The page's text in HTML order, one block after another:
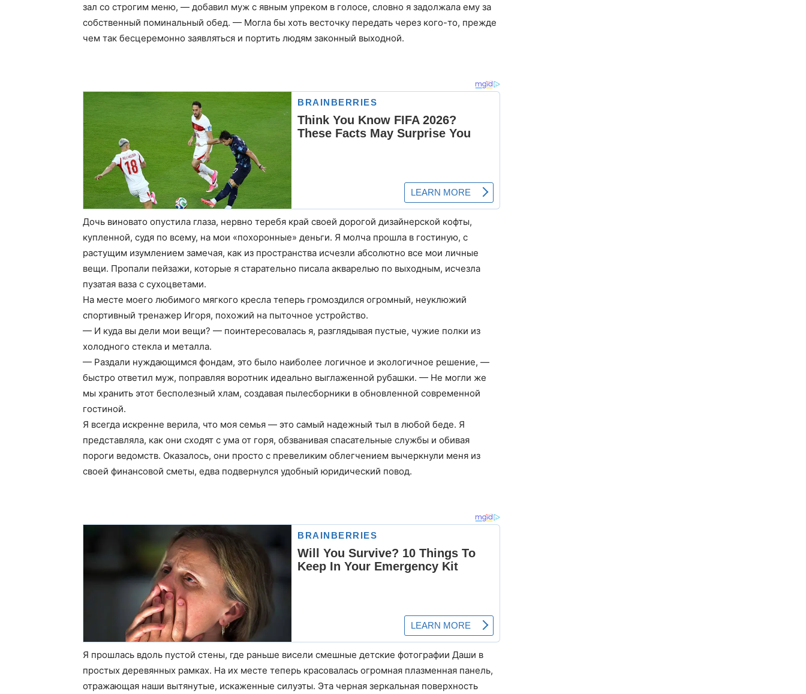
зал со строгим меню, — добавил муж с явным упреком в голосе, словно я задолжала ему за
собственный поминальный обед. — Могла бы хоть весточку передать через кого-то, прежде
чем так бесцеремонно заявляться и портить людям законный выходной.
Дочь виновато опустила глаза, нервно теребя край своей дорогой дизайнерской кофты,
купленной, судя по всему, на мои «похоронные» деньги. Я молча прошла в гостиную, с
растущим изумлением замечая, как из пространства исчезли абсолютно все мои личные
вещи. Пропали пейзажи, которые я старательно писала акварелью по выходным, исчезла
пузатая ваза с сухоцветами.
На месте моего любимого мягкого кресла теперь громоздился огромный, неуклюжий
спортивный тренажер Игоря, похожий на пыточное устройство.
— И куда вы дели мои вещи? — поинтересовалась я, разглядывая пустые, чужие полки из
холодного стекла и металла.
— Раздали нуждающимся фондам, это было наиболее логичное и экологичное решение, —
быстро ответил муж, поправляя воротник идеально выглаженной рубашки. — Не могли же
мы хранить этот бесполезный хлам, создавая пылесборники в обновленной современной
гостиной.
Я всегда искренне верила, что моя семья — это самый надежный тыл в любой беде. Я
представляла, как они сходят с ума от горя, обзванивая спасательные службы и обивая
пороги ведомств. Оказалось, они просто с превеликим облегчением вычеркнули меня из
своей финансовой сметы, едва подвернулся удобный юридический повод.
Я прошлась вдоль пустой стены, где раньше висели смешные детские фотографии Даши в
простых деревянных рамках. На их месте теперь красовалась огромная плазменная панель,
отражающая наши вытянутые, искаженные силуэты. Эта черная зеркальная поверхность